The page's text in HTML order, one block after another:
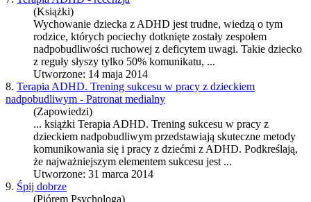
(Książki)
Wychowanie dziecka z ADHD jest trudne, wiedzą o tym
rodzice, których pociechy dotknięte zostały zespołem
nadpobudliwości ruchowej z deficytem uwagi. Takie dziecko
z reguły słyszy tylko 50% komunikatu, ...
Utworzone: 14 maja 2014
8. Terapia ADHD. Trening sukcesu w pracy z dzieckiem
nadpobudliwym - Patronat medialny
(Zapowiedzi)
... książki Terapia ADHD. Trening sukcesu w pracy z
dzieckiem nadpobudliwym przedstawiają skuteczne metody
komunikowania się i pracy z dziećmi z ADHD. Podkreślają,
że najważniejszym elementem sukcesu jest ...
Utworzone: 31 marca 2014
9. Śpij dobrze
(Piórem Psychologa)